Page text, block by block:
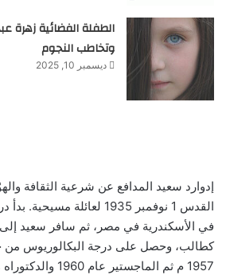
الطفلة الفضائية زهرة
وتخاطب النجوم
ديسمبر 10, 2025
إدوارد سعيد المدافع عن شرعية الثقافة
القدس 1 نوفمبر 1935 لعائلة
في الأسكندرية في مصر، ثم سافر سعيد إلى
كطالب، وحصل على درجة البكالوريوس من
1957 م ثم